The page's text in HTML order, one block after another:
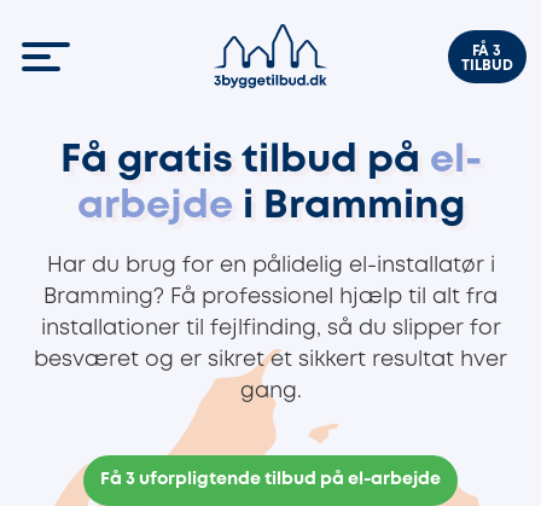
FÅ 3
TILBUD
Få gratis tilbud på el-
arbejde i Bramming
Har du brug for en pålidelig el-installatør i
Bramming? Få professionel hjælp til alt fra
installationer til fejlfinding, så du slipper for
besværet og er sikret et sikkert resultat hver
gang.
Få 3 uforpligtende tilbud på el-arbejde